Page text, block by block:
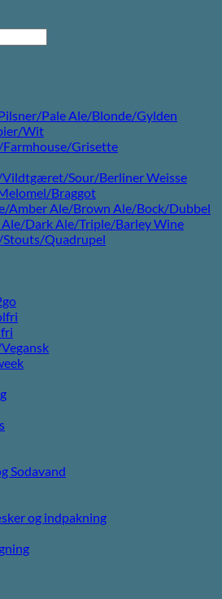
Pale Ale/Blonde/Gylden
Wit
Farmhouse/Grisette
Sour/Berliner Weisse
Braggot
Amber Ale/Brown Ale/Bock/Dubbel
Ale/Dark Ale/Triple/Barley Wine
Quadrupel
Sodavand
og indpakning